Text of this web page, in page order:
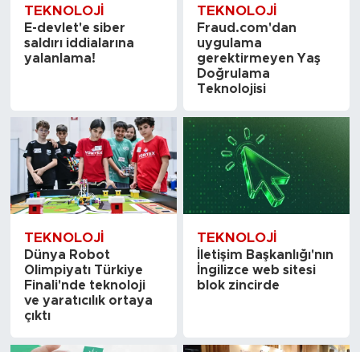
TEKNOLOJI
E-devlet'e siber
saldırı iddialarına
yalanlama!
TEKNOLOJI
Fraud.com'dan
uygulama
gerektirmeyen Yaş
Doğrulama
Teknolojisi
TEKNOLOJI
Dünya Robot
Olimpiyatı Türkiye
Finali'nde teknoloji
ve yaratıcılık ortaya
çıktı
TEKNOLOJI
İletişim Başkanlığı'nın
İngilizce web sitesi
blok zincirde